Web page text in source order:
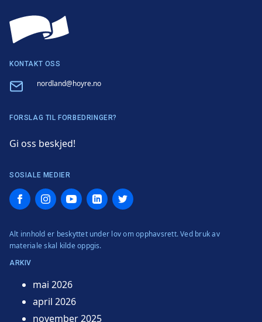
KONTAKT OSS
Email nordland@hoyre.no
FORSLAG TIL FORBEDRINGER?
Gi oss beskjed!
SOSIALE MEDIER
FacebookInstagramYouTubeLinkedInTwitter
Alt innhold er beskyttet under lov om opphavsrett. Ved bruk av
materiale skal kilde oppgis.
ARKIV
mai 2026
april 2026
november 2025